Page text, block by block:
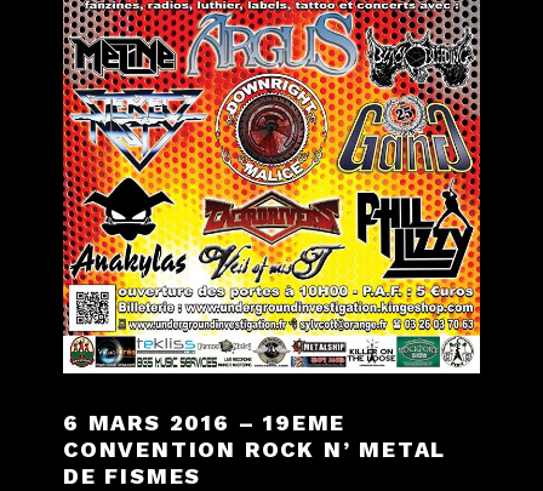
6 MARS 2016 – 19EME
CONVENTION ROCK N’ METAL
DE FISMES